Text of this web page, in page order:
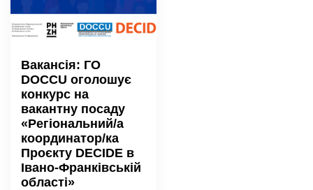
Вакансія: ГО
DOCCU оголошує
конкурс на
вакантну посаду
«Регіональний/а
координатор/ка
Проєкту DECIDE в
Івано-Франківській
області»